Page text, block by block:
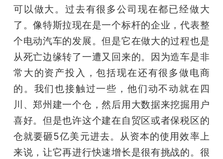
可以做大。过去有很多公司现在都已经做大
了。像特斯拉现在是一个标杆的企业，代表整
个电动汽车的发展。但是它在做大的过程也是
从死亡边缘转了一遭又回来的。因为造车是非
常大的资产投入，包括现在还有很多做电商
的。我们也接触过一些，他们动不动就在四
川、郑州建一个仓，然后用大数据来挖掘用户
喜好。但是也许这个建在自贸区或者保税区的
仓就要砸5亿美元进去。从资本的使用效率上
来说，让它再进行快速增长是很有挑战的。很